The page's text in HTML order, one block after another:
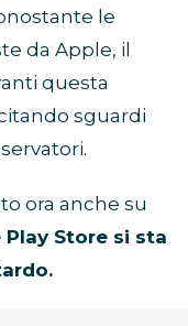
le
da Apple, il
questa
sguardi
ora anche su
Store si sta